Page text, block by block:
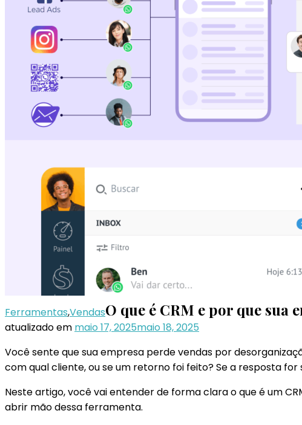
Ferramentas,VendasO que é CRM e por que sua
atualizado em maio 17, 2025maio 18, 2025
Você sente que sua empresa perde vendas por
com qual cliente, ou se um retorno foi feito? Se a resposta for
Neste artigo, você vai entender de forma clara o que é um
abrir mão dessa ferramenta.